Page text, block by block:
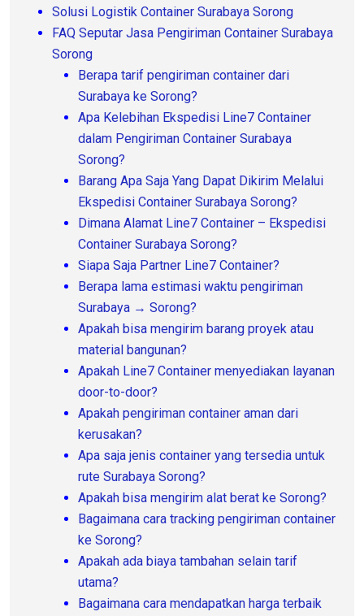
Solusi Logistik Container Surabaya Sorong
FAQ Seputar Jasa Pengiriman Container Surabaya
Sorong
Berapa tarif pengiriman container dari
Surabaya ke Sorong?
Apa Kelebihan Ekspedisi Line7 Container
dalam Pengiriman Container Surabaya
Sorong?
Barang Apa Saja Yang Dapat Dikirim Melalui
Ekspedisi Container Surabaya Sorong?
Dimana Alamat Line7 Container – Ekspedisi
Container Surabaya Sorong?
Siapa Saja Partner Line7 Container?
Berapa lama estimasi waktu pengiriman
Surabaya → Sorong?
Apakah bisa mengirim barang proyek atau
material bangunan?
Apakah Line7 Container menyediakan layanan
door-to-door?
Apakah pengiriman container aman dari
kerusakan?
Apa saja jenis container yang tersedia untuk
rute Surabaya Sorong?
Apakah bisa mengirim alat berat ke Sorong?
Bagaimana cara tracking pengiriman container
ke Sorong?
Apakah ada biaya tambahan selain tarif
utama?
Bagaimana cara mendapatkan harga terbaik